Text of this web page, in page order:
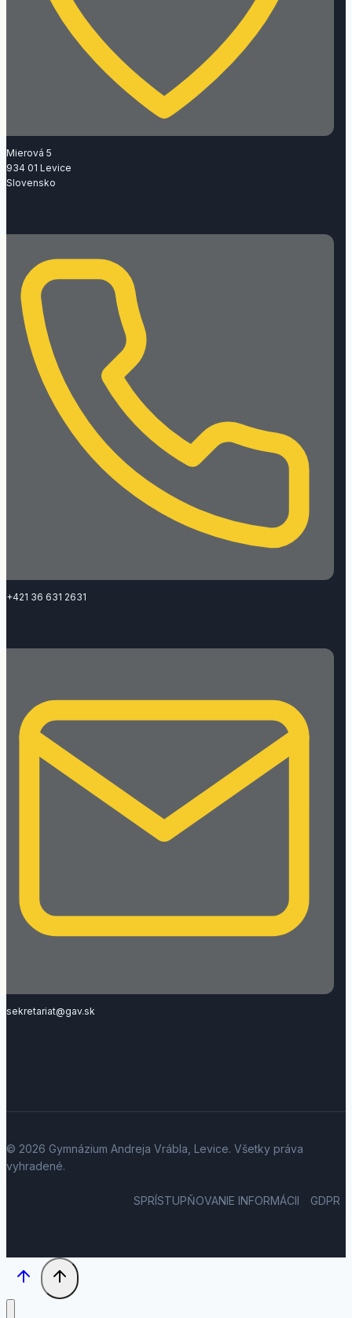
Mierová 5
934 01 Levice
Slovensko
+421 36 631 2631
sekretariat@gav.sk
© 2026 Gymnázium Andreja Vrábla, Levice. Všetky práva
vyhradené.
SPRÍSTUPŇOVANIE INFORMÁCII GDPR